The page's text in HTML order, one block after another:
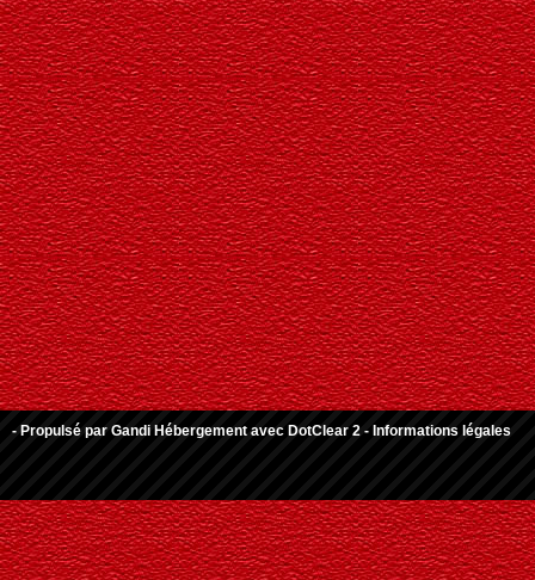
- Propulsé par Gandi Hébergement avec DotClear 2 - Informations légales